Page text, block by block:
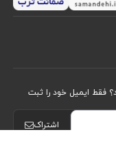
فقط ایمیل خود را ثبت
اشتراک